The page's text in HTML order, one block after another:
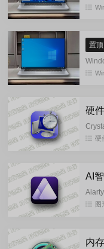
置顶
官方
它能
硬
能抠图